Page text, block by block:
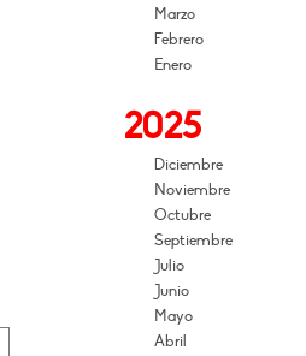
Marzo
Febrero
Enero
2025
Diciembre
Noviembre
Octubre
Septiembre
Julio
Junio
Mayo
Abril